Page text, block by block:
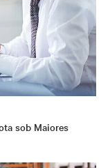
sob Maiores